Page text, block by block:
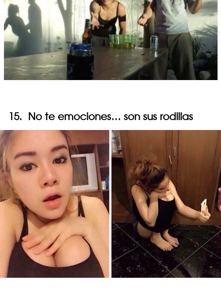
15. No te emociones… son sus rodillas